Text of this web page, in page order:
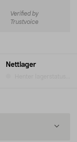
Nettlager
Verified by
Trustvoice